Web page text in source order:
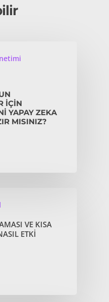
IÇIN
YAPAY ZEKA
MISINIZ?
VE KISA
ETKI